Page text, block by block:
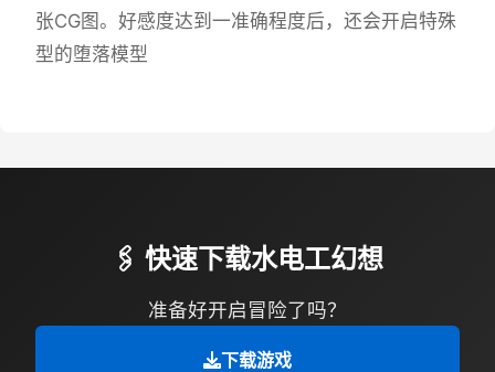
张CG图。好感度达到一准确程度后，还会开启特殊
型的堕落模型
🖇️ 快速下载水电工幻想
准备好开启冒险了吗？
下载游戏